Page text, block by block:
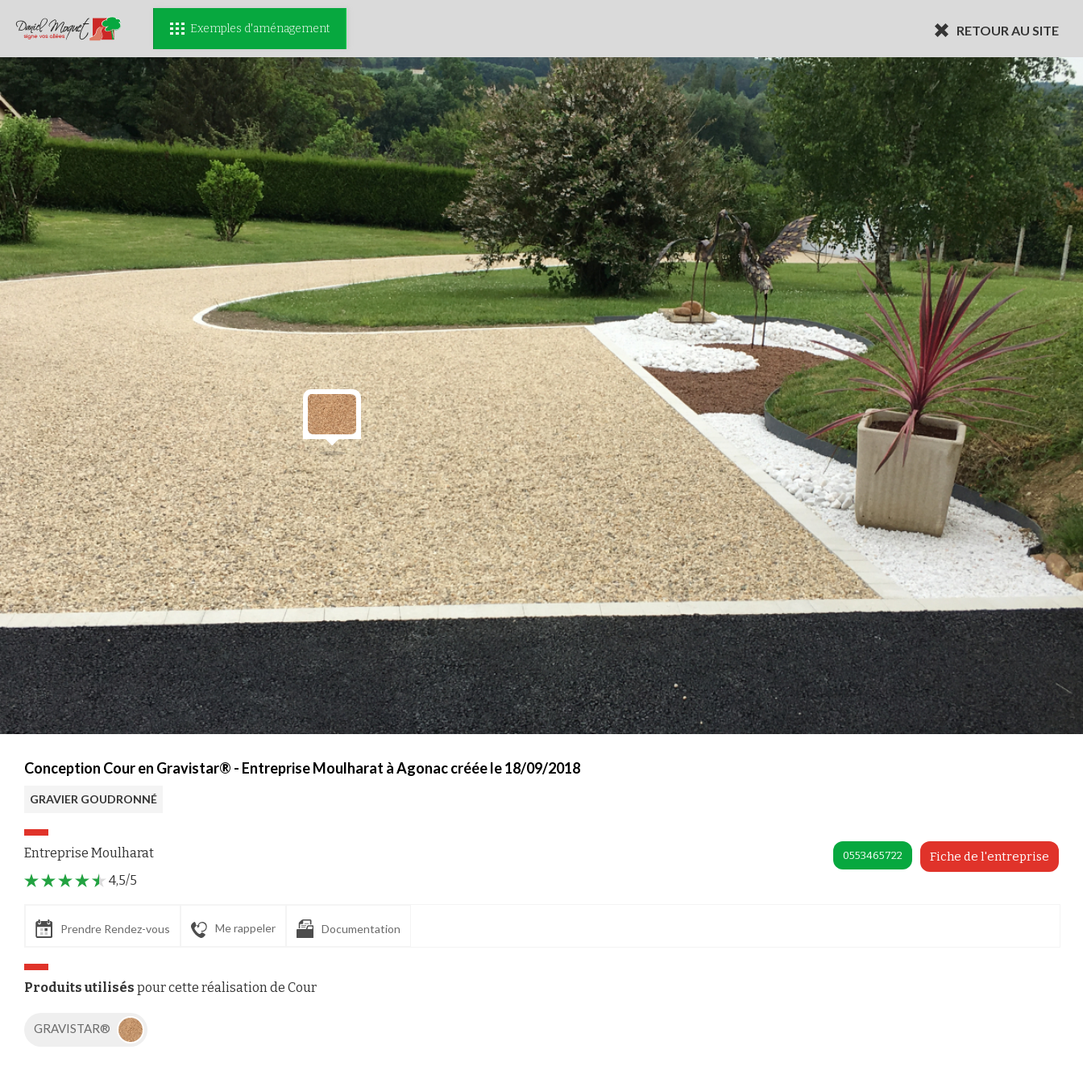
RETOUR AU SITE
Exemples d'aménagement
Conception Cour en Gravistar® - Entreprise Moulharat à Agonac créée le 18/09/2018
GRAVIER GOUDRONNÉ
Entreprise Moulharat Fiche de l'entreprise
0553465722
4,5/5
Prendre Rendez-vous Me rappeler Documentation
Produits utilisés pour cette réalisation de Cour
GRAVISTAR®